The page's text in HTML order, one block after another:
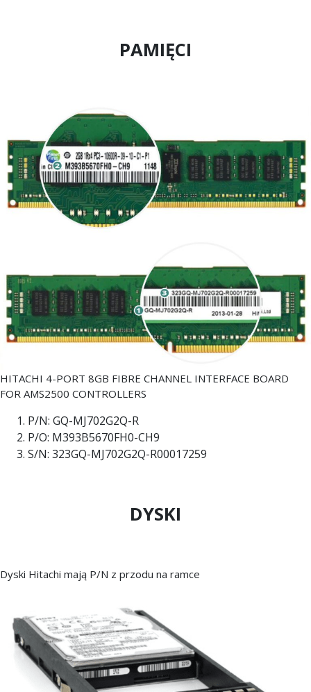
PAMIĘCI
HITACHI 4-PORT 8GB FIBRE CHANNEL INTERFACE BOARD
FOR AMS2500 CONTROLLERS
P/N: GQ-MJ702G2Q-R
P/O: M393B5670FH0-CH9
S/N: 323GQ-MJ702G2Q-R00017259
DYSKI
Dyski Hitachi mają P/N z przodu na ramce